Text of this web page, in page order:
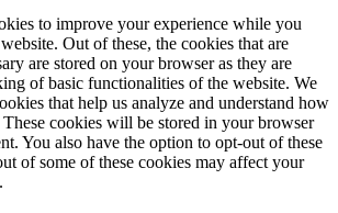
to improve your experience while you
Out of these, the cookies that are
are stored on your browser as they are
of basic functionalities of the website. We
that help us analyze and understand how
cookies will be stored in your browser
You also have the option to opt-out of these
of some of these cookies may affect your